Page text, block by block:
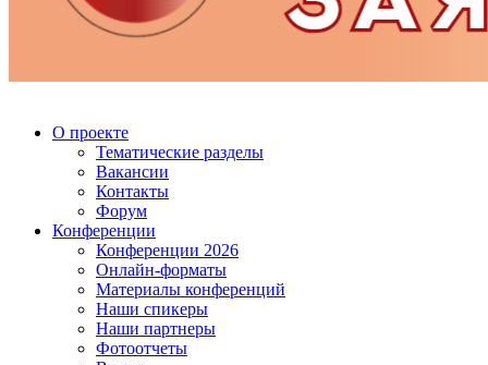
О проекте
Тематические разделы
Вакансии
Контакты
Форум
Конференции
Конференции 2026
Онлайн-форматы
Материалы конференций
Наши спикеры
Наши партнеры
Фотоотчеты